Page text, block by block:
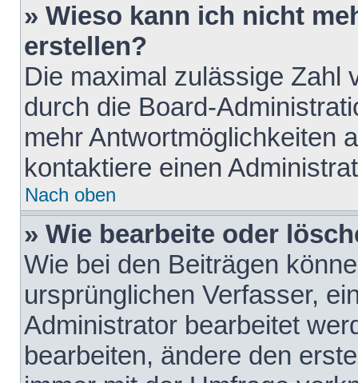
» Wieso kann ich nicht
erstellen?
Die maximal zulässige Zahl
durch die Board-
mehr Antwortmöglichkeiten
kontaktiere einen
Nach oben
» Wie bearbeite oder
Wie bei den Beiträgen
ursprünglichen Verfasser,
Administrator bearbeitet
bearbeiten, ändere den